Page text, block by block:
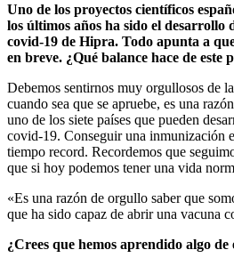
Uno de los proyectos científicos
los últimos años ha sido el desarrollo
covid-19 de Hipra. Todo apunta a
en breve. ¿Qué balance hace de este
Debemos sentirnos muy orgullosos de
cuando sea que se apruebe, es una
uno de los siete países que pueden
covid-19. Conseguir una inmunización
tiempo record. Recordemos que
que si hoy podemos tener una vida
«Es una razón de orgullo saber que
que ha sido capaz de abrir una vacuna
¿Crees que hemos aprendido algo de